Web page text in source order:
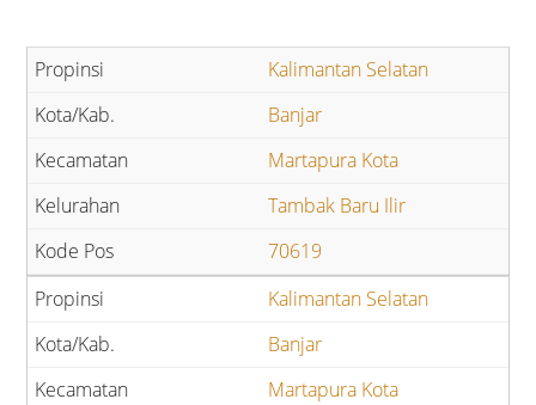
Kalimantan Selatan
Banjar
Martapura Kota
Tambak Baru Ilir
70619
Kalimantan Selatan
Banjar
Martapura Kota